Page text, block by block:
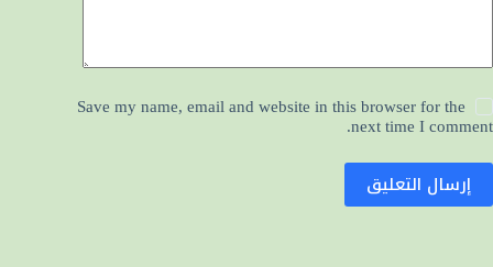
Save my name, email and website in this browser for the
next time I comment.
إرسال التعليق